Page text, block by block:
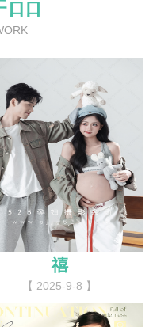
禧
【 2025-9-8 】